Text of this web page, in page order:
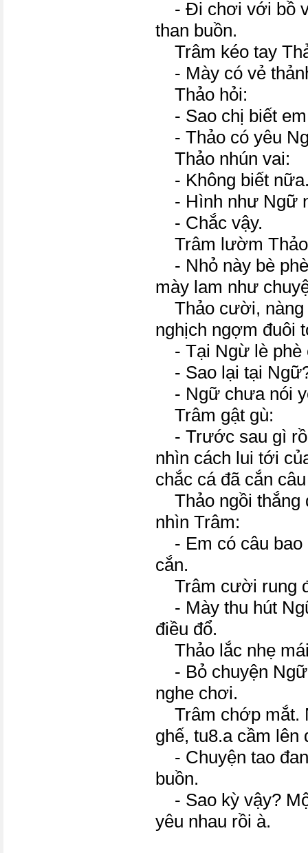
- Đi chơi với bồ
than buồn.
Trâm kéo tay
- Mày có vẻ
Thảo hỏi:
- Sao chị biết
- Thảo có yêu
Thảo nhún vai:
- Không biết
- Hình như Ngữ
- Chắc vậy.
Trâm lườm
- Nhỏ này bè
mày lam như
Thảo cười, nàng
nghịch ngợm đuôi
- Tại Ngừ lè phè
- Sao lại tại
- Ngữ chưa nói
Trâm gật gù:
- Trước sau gì
nhìn cách lui tới
chắc cá đã cắn
Thảo ngồi thắng
nhìn Trâm:
- Em có câu bao
cắn.
Trâm cười rung
- Mày thu hút
điều đổ.
Thảo lắc nhẹ
- Bỏ chuyện
nghe chơi.
Trâm chớp mắt.
ghế, tu8.a cầm lên
- Chuyện tao
buồn.
- Sao kỳ vậy?
yêu nhau rồi à.